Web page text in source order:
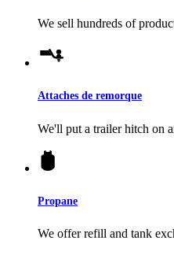
We sell hundreds of
Attaches de remorque
We'll put a trailer hitch on
Propane
We offer refill and tank